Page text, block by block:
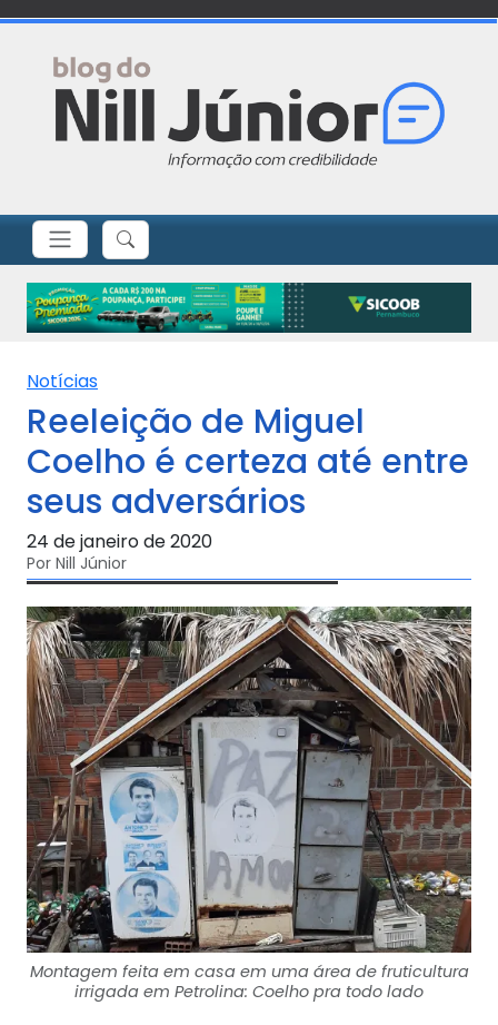
Notícias
Reeleição de Miguel
Coelho é certeza até entre
seus adversários
24 de janeiro de 2020
Por Nill Júnior
Montagem feita em casa em uma área de fruticultura
irrigada em Petrolina: Coelho pra todo lado